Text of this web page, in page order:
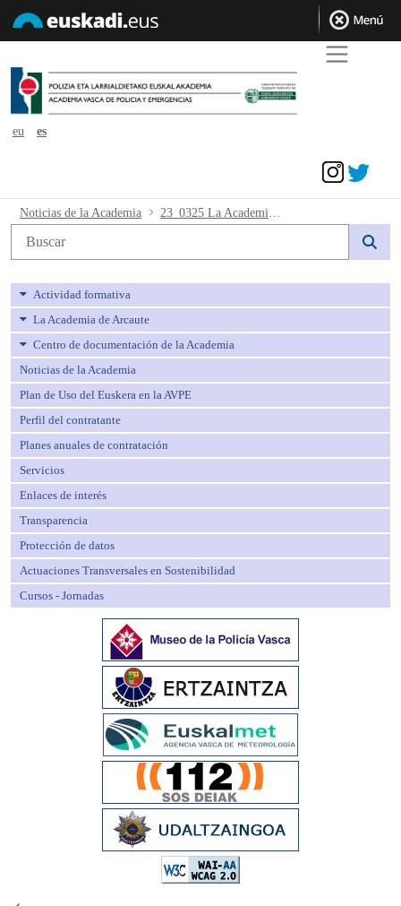
eu
es
23_0325 La Academia Vasca de
Noticias de la Academia
Búsqueda web
Actividad formativa
La Academia de Arcaute
Centro de documentación de la Academia
Noticias de la Academia
Plan de Uso del Euskera en la AVPE
Perfil del contratante
Planes anuales de contratación
Servicios
Enlaces de interés
Transparencia
Protección de datos
Actuaciones Transversales en Sostenibilidad
Cursos - Jornadas